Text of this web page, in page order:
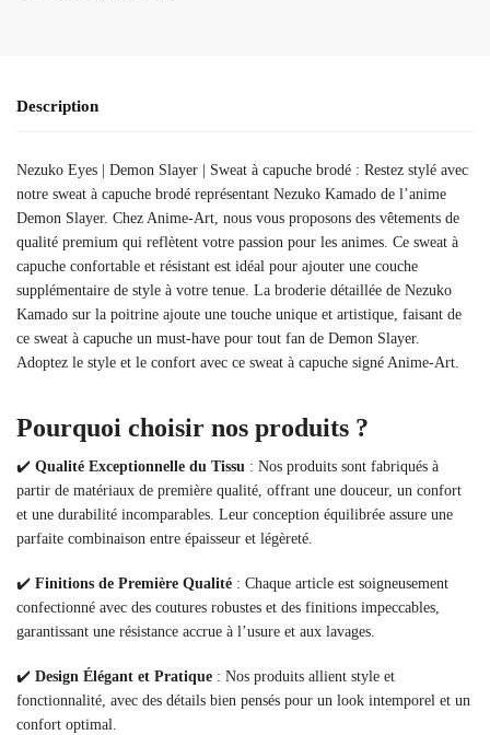
Description
Nezuko Eyes | Demon Slayer | Sweat à capuche brodé : Restez stylé avec
notre sweat à capuche brodé représentant Nezuko Kamado de l’anime
Demon Slayer. Chez Anime-Art, nous vous proposons des vêtements de
qualité premium qui reflètent votre passion pour les animes. Ce sweat à
capuche confortable et résistant est idéal pour ajouter une couche
supplémentaire de style à votre tenue. La broderie détaillée de Nezuko
Kamado sur la poitrine ajoute une touche unique et artistique, faisant de
ce sweat à capuche un must-have pour tout fan de Demon Slayer.
Adoptez le style et le confort avec ce sweat à capuche signé Anime-Art.
Pourquoi choisir nos produits ?
✔️ Qualité Exceptionnelle du Tissu : Nos produits sont fabriqués à
partir de matériaux de première qualité, offrant une douceur, un confort
et une durabilité incomparables. Leur conception équilibrée assure une
parfaite combinaison entre épaisseur et légèreté.
✔️ Finitions de Première Qualité : Chaque article est soigneusement
confectionné avec des coutures robustes et des finitions impeccables,
garantissant une résistance accrue à l’usure et aux lavages.
✔️ Design Élégant et Pratique : Nos produits allient style et
fonctionnalité, avec des détails bien pensés pour un look intemporel et un
confort optimal.